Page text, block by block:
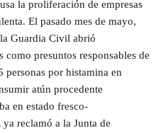
la proliferación de empresas
El pasado mes de mayo,
Guardia Civil abrió
como presuntos responsables de
por histamina en
atún procedente
en estado fresco-
reclamó a la Junta de